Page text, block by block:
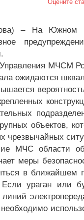
Оцените
– На Южном
МЧСМ
ожидаются
объектов,
чрезвычайных
МЧС области
меры
в ближайшем
ураган или